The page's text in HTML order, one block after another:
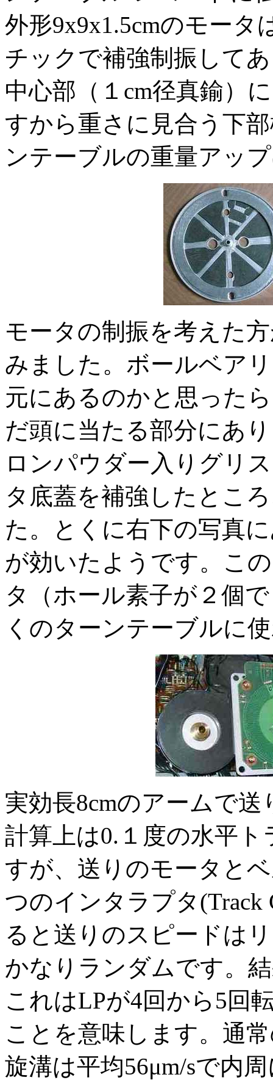
外形9x9x1.5cmのモータ
チックで補強制振して
中心部（１cm径真鍮）
すから重さに見合う下
ンテーブルの重量アッ
モータの制振を考えた
みました。ボールベア
元にあるのかと思った
だ頭に当たる部分にあ
ロンパウダー入りグリ
タ底蓋を補強したとこ
た。とくに右下の写真
が効いたようです。こ
タ（ホール素子が２個
くのターンテーブルに
実効長8cmのアームで送
計算上は0.１度の水平
すが、送りのモータと
つのインタラプタ(Track
ると送りのスピードは
かなりランダムです。
これはLPが4回から5回
ことを意味します。通
旋溝は平均56μm/sで内